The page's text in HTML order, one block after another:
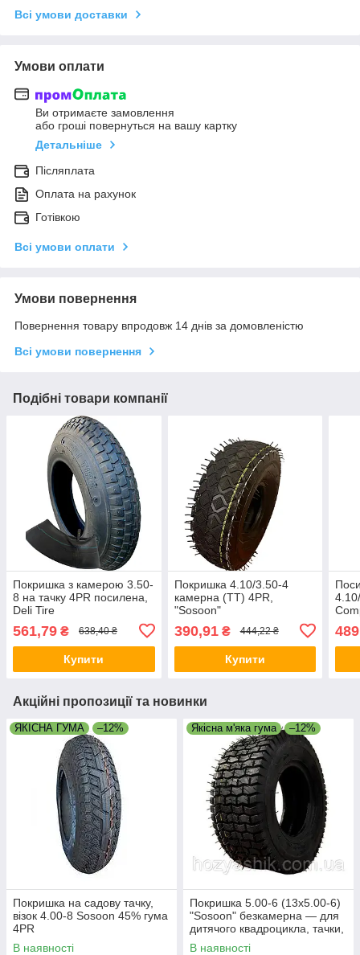
Всі умови доставки
Умови оплати
Ви отримаєте замовлення
або гроші повернуться на вашу картку
Детальніше
Післяплата
Оплата на рахунок
Готівкою
Всі умови оплати
Умови повернення
Повернення товару впродовж 14 днів за домовленістю
Всі умови повернення
Подібні товари компанії
Покришка з камерою 3.50-
8 на тачку 4PR посилена,
Deli Tire
561,79 ₴ 638,40 ₴
Купити
Покришка 4.10/3.50-4
камерна (TT) 4PR,
"Sosoon"
390,91₴ 444,22 ₴
Купити
Акційні пропозиції та новинки
ЯКІСНА ГУМА –12%
Покришка на садову тачку,
візок 4.00-8 Sosoon 45% гума
4PR
В наявності
Якісна м'яка гума –12%
Покришка 5.00-6 (13x5.00-6)
"Sosoon" безкамерна — для
дитячого квадроцикла, тачки,
візка
В наявності